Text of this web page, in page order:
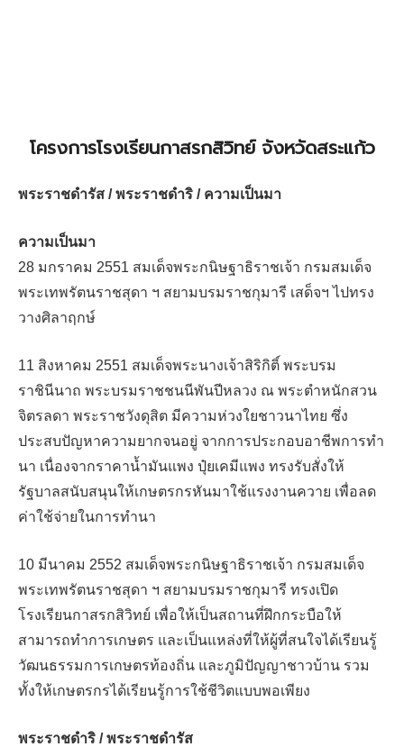
โครงการโรงเรียนกาสรกสิวิทย์ จังหวัดสระแก้ว
พระราชดำรัส / พระราชดำริ / ความเป็นมา
ความเป็นมา
28 มกราคม 2551 สมเด็จพระกนิษฐาธิราชเจ้า กรมสมเด็จ
พระเทพรัตนราชสุดา ฯ สยามบรมราชกุมารี เสด็จฯ ไปทรง
วางศิลาฤกษ์
11 สิงหาคม 2551 สมเด็จพระนางเจ้าสิริกิติ์ พระบรม
ราชินีนาถ พระบรมราชชนนีพันปีหลวง ณ พระตำหนักสวน
จิตรลดา พระราชวังดุสิต มีความห่วงใยชาวนาไทย ซึ่ง
ประสบปัญหาความยากจนอยู่ จากการประกอบอาชีพการทำ
นา เนื่องจากราคาน้ำมันแพง ปุ๋ยเคมีแพง ทรงรับสั่งให้
รัฐบาลสนับสนุนให้เกษตรกรหันมาใช้แรงงานควาย เพื่อลด
ค่าใช้จ่ายในการทำนา
10 มีนาคม 2552 สมเด็จพระกนิษฐาธิราชเจ้า กรมสมเด็จ
พระเทพรัตนราชสุดา ฯ สยามบรมราชกุมารี ทรงเปิด
โรงเรียนกาสรกสิวิทย์ เพื่อให้เป็นสถานที่ฝึกกระบือให้
สามารถทำการเกษตร และเป็นแหล่งที่ให้ผู้ที่สนใจได้เรียนรู้
วัฒนธรรมการเกษตรท้องถิ่น และภูมิปัญญาชาวบ้าน รวม
ทั้งให้เกษตรกรได้เรียนรู้การใช้ชีวิตแบบพอเพียง
พระราชดำริ /พระราชดำรัส